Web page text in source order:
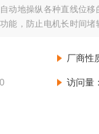
动地操纵各种直线位
能，防止电机长时间堵
式一体化直行程产品（
厂商性
访问量：